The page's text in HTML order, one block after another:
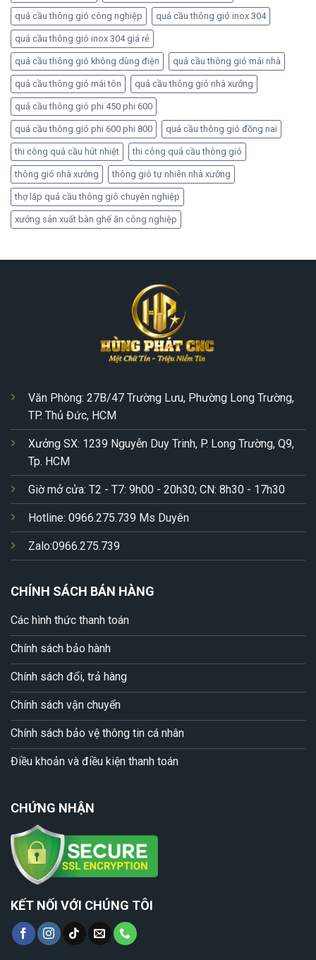
quả cầu thông gió công nghiệp quả cầu thông gió inox 304
quả cầu thông gió inox 304 giá rẻ
quả cầu thông gió không dùng điện quả cầu thông gió mái nhà
quả cầu thông gió mái tôn quả cầu thông gió nhà xưởng
quả cầu thông gió phi 450 phi 600
quả cầu thông gió phi 600 phi 800 quả cầu thông gió đồng nai
thi công quả cầu hút nhiệt thi công quả cầu thông gió
thông gió nhà xưởng thông gió tự nhiên nhà xưởng
thợ lắp quả cầu thông gió chuyên nghiệp
xưởng sản xuất bàn ghế ăn công nghiệp
Văn Phòng: 27B/47 Trường Lưu, Phường Long Trường,
TP. Thủ Đức, HCM
Xưởng SX: 1239 Nguyễn Duy Trinh, P. Long Trường, Q9,
Tp. HCM
Giờ mở cửa: T2 - T7: 9h00 - 20h30; CN: 8h30 - 17h30
Hotline: 0966.275.739 Ms Duyên
Zalo:0966.275.739
CHÍNH SÁCH BÁN HÀNG
Các hình thức thanh toán
Chính sách bảo hành
Chính sách đổi, trả hàng
Chính sách vận chuyển
Chính sách bảo vệ thông tin cá nhân
Điều khoản và điều kiện thanh toán
CHỨNG NHẬN
KẾT NỐI VỚI CHÚNG TÔI